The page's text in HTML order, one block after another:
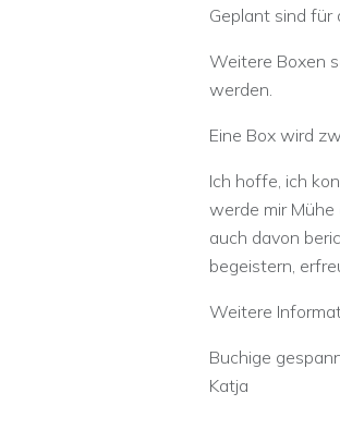
Geplant sind für
Weitere Boxen
werden.
Eine Box wird
Ich hoffe, ich
werde mir Mühe
auch davon
begeistern,
Weitere
Buchige
Katja